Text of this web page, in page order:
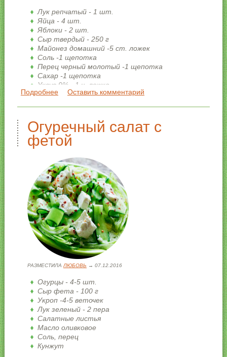
Лук репчатый - 1 шт.
Яйца - 4 шт.
Яблоки - 2 шт.
Сыр твердый - 250 г
Майонез домашний -5 ст. ложек
Соль -1 щепотка
Перец черный молотый -1 щепотка
Сахар -1 щепотка
Уксус 9% - 1 ч. ложка
Подробнеео Салат французский
Оставить комментарий
Огуречный салат с
фетой
РАЗМЕСТИЛА ЛЮБОВЬ → 07.12.2016
Огурцы - 4-5 шт.
Сыр фета - 100 г
Укроп -4-5 веточек
Лук зеленый - 2 пера
Салатные листья
Масло оливковое
Соль, перец
Кунжут